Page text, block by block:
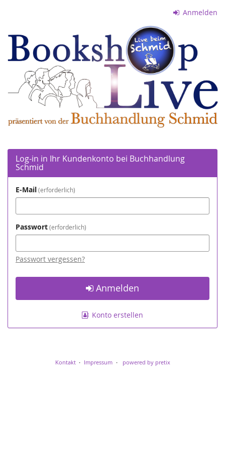
springen
Anmelden
Buchhandlung
Schmid
Log-in in Ihr Kundenkonto bei Buchhandlung
Schmid
E-Mail erforderlich
Passwort erforderlich
Passwort vergessen?
Anmelden
Konto erstellen
Kontakt Impressum powered by pretix